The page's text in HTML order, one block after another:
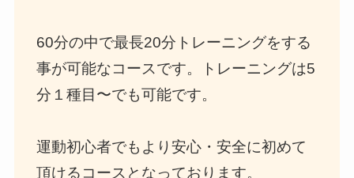
60分の中で最長20分トレーニングをする
事が可能なコースです。トレーニングは5
分１種目〜でも可能です。
運動初心者でもより安心・安全に初めて
頂けるコースとなっております。